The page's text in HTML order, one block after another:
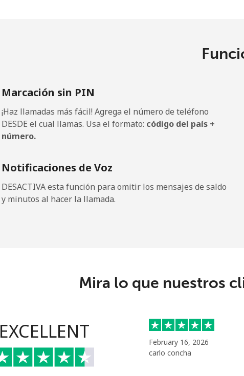
Marcación sin PIN
¡Haz llamadas más fácil! Agrega el número de teléfono
DESDE el cual llamas. Usa el formato: código del país +
número.
Notificaciones de Voz
DESACTIVA esta función para omitir los mensajes de saldo
y minutos al hacer la llamada.
Mira lo que nuestros
EXCELLENT
February 16, 2026
carlo concha